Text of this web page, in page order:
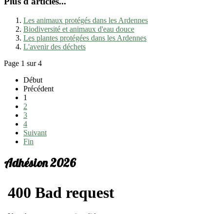
Les animaux protégés dans les Ardennes
Biodiversité et animaux d'eau douce
Les plantes protégées dans les Ardennes
L'avenir des déchets
Page 1 sur 4
Début
Précédent
1
2
3
4
Suivant
Fin
Adhésion 2026